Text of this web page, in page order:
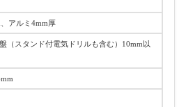
アルミ4mm厚
（スタンド付電気ドリルも含む）10mm以